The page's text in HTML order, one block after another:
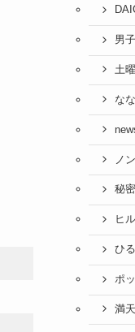
男
土
な
ノ
秘
ヒ
ひ
ポ
満